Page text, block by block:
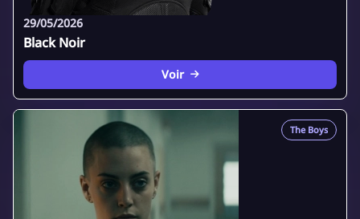
29/05/2026
Black Noir
Voir
The Boys